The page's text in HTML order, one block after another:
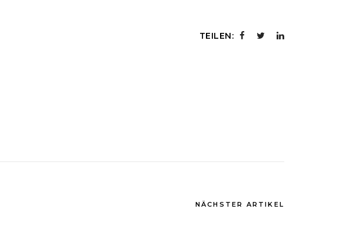
TEILEN:
NÄCHSTER ARTIKEL